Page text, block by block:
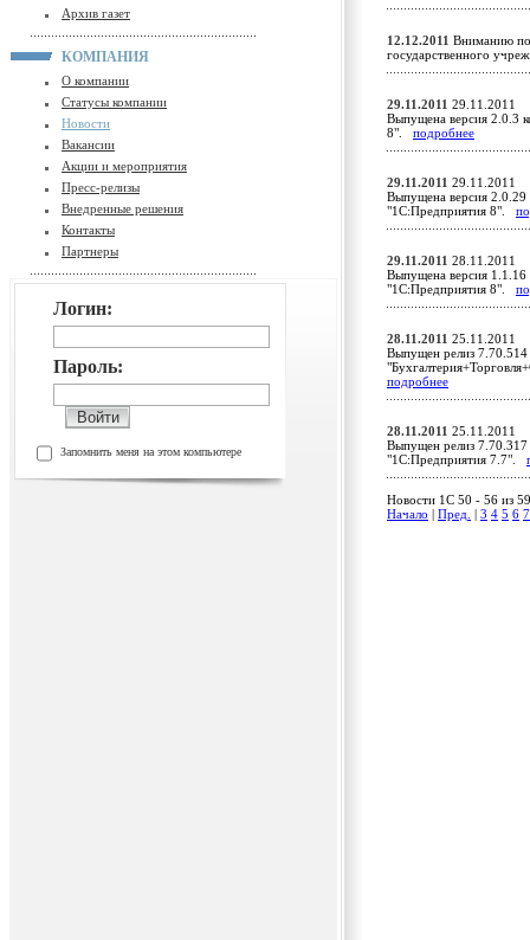
Архив газет
КОМПАНИЯ
О компании
Статусы компании
Новости
Вакансии
Акции и мероприятия
Пресс-релизы
Внедренные решения
Контакты
Партнеры
Логин:
Пароль:
Запомнить меня на этом компьютере
12.12.2011 Вниманию
государственного
29.11.2011 29.11.2011
Выпущена версия 2.0.3
8". подробнее
29.11.2011 29.11.2011
Выпущена версия 2.0.29
"1С:Предприятия 8".
29.11.2011 28.11.2011
Выпущена версия 1.1.16
"1С:Предприятия 8".
28.11.2011 25.11.2011
Выпущен релиз
подробнее
28.11.2011 25.11.2011
Выпущен релиз 7.70.317
"1С:Предприятия 7.7".
Новости 1C 50 - 56 из
Начало
Пред. 3 4 5 6 7